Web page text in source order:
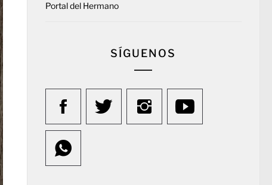
Portal del Hermano
SÍGUENOS